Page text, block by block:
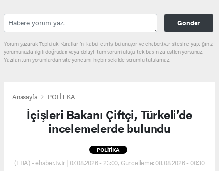
Gönder
Yorum yazarak Topluluk Kuralları’nı kabul etmiş bulunuyor ve ehaber.tv.tr sitesine yaptığınız
yorumunuzla ilgili doğrudan veya dolaylı tüm sorumluluğu tek başınıza üstleniyorsunuz.
Yazılan tüm yorumlardan site yönetimi hiçbir şekilde sorumlu tutulamaz.
Anasayfa POLİTİKA
İçişleri Bakanı Çiftçi, Türkeli’de
incelemelerde bulundu
POLİTİKA
(EHA) - ehaber.tv.tr | 07.08.2026 - 23:00, Güncelleme: 08.08.2026 - 00:30